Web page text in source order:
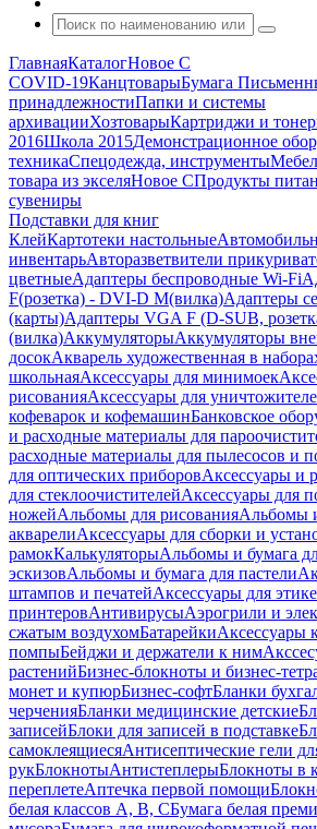
ГлавнаяКаталогНовое С
COVID-19КанцтоварыБумага
принадлежностиПапки и системы
архивацииХозтоварыКартриджи и
2016Школа 2015Демонстрационное
техникаСпецодежда, инструменты
товара из экселяНовое СПродукты
сувениры
Подставки для книг
КлейКартотеки настольные
инвентарьАвторазветвители
цветныеАдаптеры беспроводные Wi-Fi
F(розетка) - DVI-D M(вилка)Адаптеры
(карты)Адаптеры VGA F (D-SUB,
(вилка)АккумуляторыАккумуляторы
досокАкварель художественная в
школьнаяАксессуары для минимоек
рисованияАксессуары для
кофеварок и кофемашинБанковское
и расходные материалы для
расходные материалы для пылесосов и
для оптических приборовАксессуары и
для стеклоочистителейАксессуары для
ножейАльбомы для рисованияАльбомы
акварелиАксессуары для сборки и
рамокКалькуляторыАльбомы и бумага
эскизовАльбомы и бумага для пастели
штампов и печатейАксессуары для
принтеровАнтивирусыАэрогрили и
сжатым воздухомБатарейкиАксессуары
помпыБейджи и держатели к ним
растенийБизнес-блокноты и бизнес-
монет и купюрБизнес-софтБланки
черченияБланки медицинские детские
записейБлоки для записей в подставке
самоклеящиесяАнтисептические гели
рукБлокнотыАнтистеплерыБлокноты в
переплетеАптечка первой помощи
белая классов А, В, СБумага белая